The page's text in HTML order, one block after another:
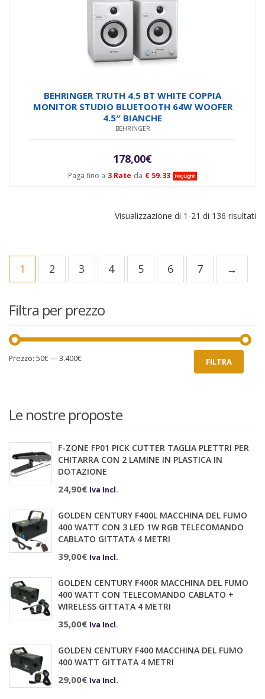
Paga fino a 3 Rate da € 59.33
BEHRINGER TRUTH 4.5 BT WHITE COPPIA
MONITOR STUDIO BLUETOOTH 64W WOOFER
4.5″ BIANCHE
BEHRINGER
178,00€
Visualizzazione di 1-21 di 136 risultati
1 2 3 4 5 6 7 →
Filtra per prezzo
Prezzo
Prezzo
FILTRA
Prezzo: 50€—3.400€
Le nostre proposte
F-ZONE FP01 PICK CUTTER TAGLIA PLETTRI PER
CHITARRA CON 2 LAMINE IN PLASTICA IN
DOTAZIONE
24,90€ Iva Incl.
GOLDEN CENTURY F400L MACCHINA DEL FUMO
400 WATT CON 3 LED 1W RGB TELECOMANDO
CABLATO GITTATA 4 METRI
39,00€ Iva Incl.
GOLDEN CENTURY F400R MACCHINA DEL FUMO
400 WATT CON TELECOMANDO CABLATO +
WIRELESS GITTATA 4 METRI
35,00€ Iva Incl.
GOLDEN CENTURY F400 MACCHINA DEL FUMO
400 WATT GITTATA 4 METRI
29,00€ Iva Incl.